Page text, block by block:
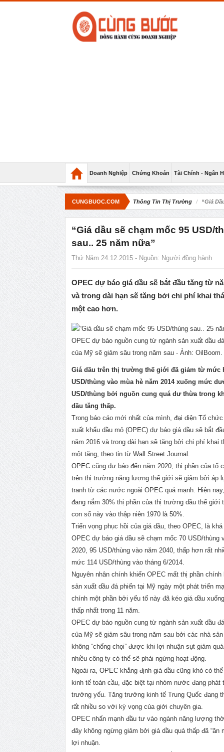
Doanh Nghiệp Chứng Khoán Tài Chính - Ngân
CUNGBUOC.COM Thông Tin Thị Trường “Giá
“Giá dầu sẽ chạm mốc 95 USD/
sau.. 25 năm nữa”
Thứ Năm 24.12.2015 - Nguồn: Người đồng hành
OPEC dự báo giá dầu sẽ bắt đầu tăng từ
và trong dài hạn sẽ tăng bởi chi phí khai
một cao hơn.
OPEC dự báo nguồn cung từ ngành sản xuất dầu
của Mỹ sẽ giảm sâu trong năm sau - Ảnh: OilBoom.
Giá dầu trên thị trường thế giới đã giảm từ mức
USD/thùng vào mùa hè năm 2014 xuống mức
USD/thùng bởi nguồn cung quá dư thừa trong
dầu tăng thấp.
Trong báo cáo mới nhất của mình, đại diện Tổ
xuất khẩu dầu mỏ (OPEC) dự báo giá dầu sẽ bắt
năm 2016 và trong dài hạn sẽ tăng bởi chi phí khai
một tăng, theo tin từ Wall Street Journal.
OPEC cũng dự báo đến năm 2020, thị phần của tổ
trên thị trường năng lượng thế giới sẽ giảm bởi áp
tranh từ các nước ngoài OPEC quá mạnh. Hiện
đang nắm 30% thị phần của thị trường dầu thế giới
con số này vào thập niên 1970 là 50%.
Triển vọng phục hồi của giá dầu, theo OPEC, là
OPEC dự báo giá dầu sẽ chạm mốc 70 USD/thùng
2020, 95 USD/thùng vào năm 2040, thấp hơn rất
mức 114 USD/thùng vào tháng 6/2014.
Nguyên nhân chính khiến OPEC mất thị phần chính
sản xuất dầu đá phiến tại Mỹ ngày một phát triển
chính một phần bởi yếu tố này đã kéo giá dầu
thấp nhất trong 11 năm.
OPEC dự báo nguồn cung từ ngành sản xuất dầu
của Mỹ sẽ giảm sâu trong năm sau bởi các nhà
không “chống chọi” được khi lợi nhuận sụt giảm
nhiều công ty có thể sẽ phải ngừng hoạt động.
Ngoài ra, OPEC khẳng định giá dầu cũng khó có
kinh tế toàn cầu, đặc biệt tại nhóm nước đang phát
trưởng yếu. Tăng trưởng kinh tế Trung Quốc đang
rất nhiều so với kỳ vọng của giới chuyên gia.
OPEC nhấn mạnh đầu tư vào ngành năng lượng
đây không ngừng giảm bởi giá dầu quá thấp đã “ăn
lợi nhuận.